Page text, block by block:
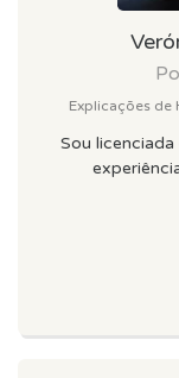
Explicações
Sou